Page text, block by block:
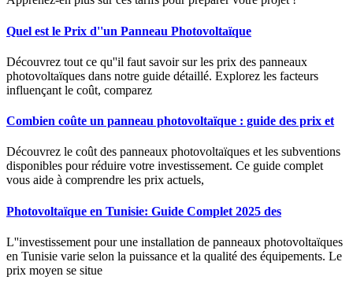
Quel est le Prix d''un Panneau Photovoltaïque
Découvrez tout ce qu''il faut savoir sur les prix des panneaux
photovoltaïques dans notre guide détaillé. Explorez les facteurs
influençant le coût, comparez
Combien coûte un panneau photovoltaïque : guide des prix et
Découvrez le coût des panneaux photovoltaïques et les subventions
disponibles pour réduire votre investissement. Ce guide complet
vous aide à comprendre les prix actuels,
Photovoltaïque en Tunisie: Guide Complet 2025 des
L''investissement pour une installation de panneaux photovoltaïques
en Tunisie varie selon la puissance et la qualité des équipements. Le
prix moyen se situe